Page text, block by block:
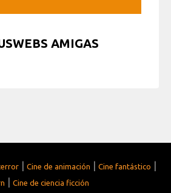
AMIGAS
| Cine de animación | Cine fantástico |
| Cine de ciencia ficción